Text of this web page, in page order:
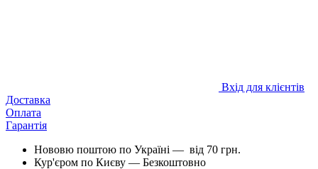
Вхід для клієнтів
Доставка
Оплата
Гарантія
Нововю поштою по Україні — від 70 грн.
Кур'єром по Києву — Безкоштовно